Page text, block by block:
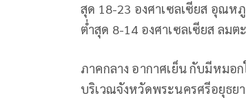
สุด 18-23 องศาเซลเซียส อุณห
ต่ำสุด 8-14 องศาเซลเซียส ลม
ภาคกลาง อากาศเย็น กับมีหมอ
บริเวณจังหวัดพระนครศรีอยุธย